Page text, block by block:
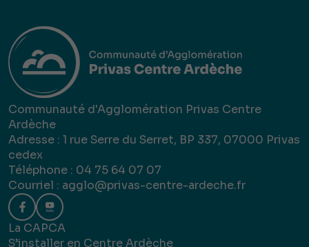
Communauté d'Agglomération Privas Centre
Ardèche
Adresse : 1 rue Serre du Serret, BP 337, 07000 Privas
cedex
Téléphone : 04 75 64 07 07
Courriel : agglo@privas-centre-ardeche.fr
La CAPCA
S’installer en Centre Ardèche